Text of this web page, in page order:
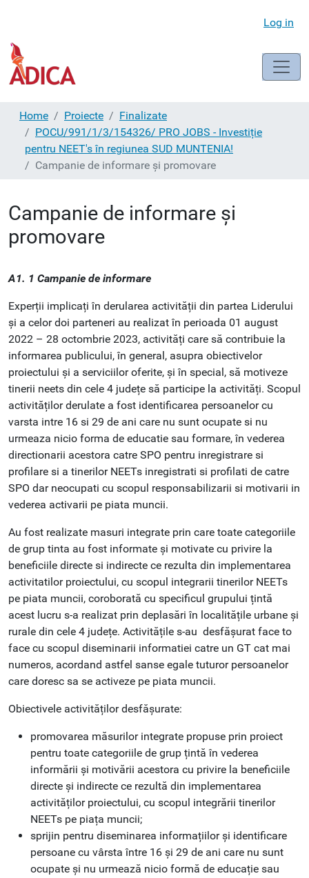
Log in
Home Proiecte
Finalizate
POCU/991/1/3/154326/ PRO JOBS - Investiție
pentru NEET's în regiunea SUD MUNTENIA!
Campanie de informare și promovare
Campanie de informare și
promovare
A1. 1 Campanie de informare
Experții implicați în derularea activității din partea Liderului
și a celor doi parteneri au realizat în perioada 01 august
2022 – 28 octombrie 2023, activități care să contribuie la
informarea publicului, în general, asupra obiectivelor
proiectului și a serviciilor oferite, și în special, să motiveze
tinerii neets din cele 4 județe să participe la activități. Scopul
activităților derulate a fost identificarea persoanelor cu
varsta intre 16 si 29 de ani care nu sunt ocupate si nu
urmeaza nicio forma de educatie sau formare, în vederea
directionarii acestora catre SPO pentru inregistrare si
profilare si a tinerilor NEETs inregistrati si profilati de catre
SPO dar neocupati cu scopul responsabilizarii si motivarii in
vederea activarii pe piata muncii.
Au fost realizate masuri integrate prin care toate categoriile
de grup tinta au fost informate și motivate cu privire la
beneficiile directe si indirecte ce rezulta din implementarea
activitatilor proiectului, cu scopul integrarii tinerilor NEETs
pe piata muncii, coroborată cu specificul grupului țintă
acest lucru s-a realizat prin deplasări în localitățile urbane și
rurale din cele 4 județe. Activitățile s-au desfășurat face to
face cu scopul diseminarii informatiei catre un GT cat mai
numeros, acordand astfel sanse egale tuturor persoanelor
care doresc sa se activeze pe piata muncii.
Obiectivele activităților desfășurate:
promovarea măsurilor integrate propuse prin proiect
pentru toate categoriile de grup țintă în vederea
informării și motivării acestora cu privire la beneficiile
directe și indirecte ce rezultă din implementarea
activităților proiectului, cu scopul integrării tinerilor
NEETs pe piața muncii;
sprijin pentru diseminarea informațiilor și identificare
persoane cu vârsta între 16 și 29 de ani care nu sunt
ocupate și nu urmează nicio formă de educație sau